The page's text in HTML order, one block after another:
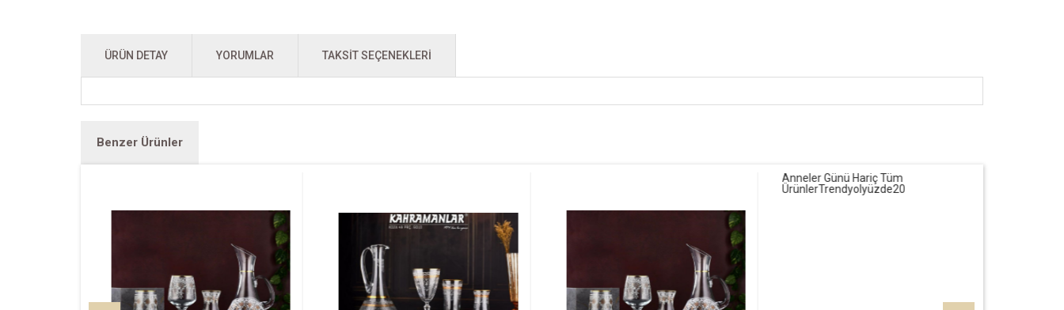
ÜRÜN DETAY YORUMLAR TAKSIT SEÇENEKLERI
Benzer Ürünler
Anneler Günü Hariç Tüm
Ürünler Trendyolyüzde20